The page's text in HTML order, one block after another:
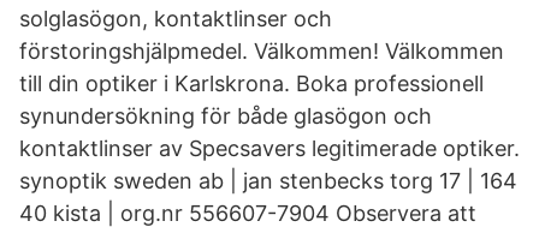
solglasögon, kontaktlinser och
förstoringshjälpmedel. Välkommen! Välkommen
till din optiker i Karlskrona. Boka professionell
synundersökning för både glasögon och
kontaktlinser av Specsavers legitimerade optiker.
synoptik sweden ab | jan stenbecks torg 17 | 164
40 kista | org.nr 556607-7904 Observera att